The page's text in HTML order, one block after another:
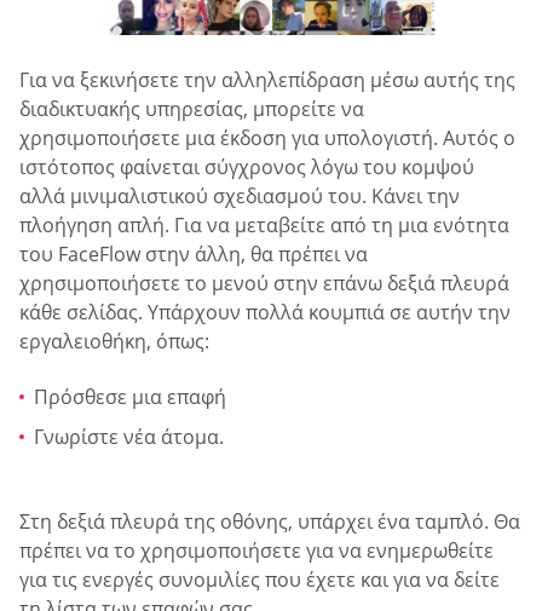
Για να ξεκινήσετε την αλληλεπίδραση μέσω αυτής της
διαδικτυακής υπηρεσίας, μπορείτε να
χρησιμοποιήσετε μια έκδοση για υπολογιστή. Αυτός ο
ιστότοπος φαίνεται σύγχρονος λόγω του κομψού
αλλά μινιμαλιστικού σχεδιασμού του. Κάνει την
πλοήγηση απλή. Για να μεταβείτε από τη μια ενότητα
του FaceFlow στην άλλη, θα πρέπει να
χρησιμοποιήσετε το μενού στην επάνω δεξιά πλευρά
κάθε σελίδας. Υπάρχουν πολλά κουμπιά σε αυτήν την
εργαλειοθήκη, όπως:
Πρόσθεσε μια επαφή
Γνωρίστε νέα άτομα.
Στη δεξιά πλευρά της οθόνης, υπάρχει ένα ταμπλό. Θα
πρέπει να το χρησιμοποιήσετε για να ενημερωθείτε
για τις ενεργές συνομιλίες που έχετε και για να δείτε